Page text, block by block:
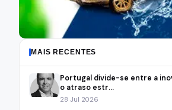
MAIS RECENTES
Portugal divide-se entre a
o atraso estr...
28 Jul 2026